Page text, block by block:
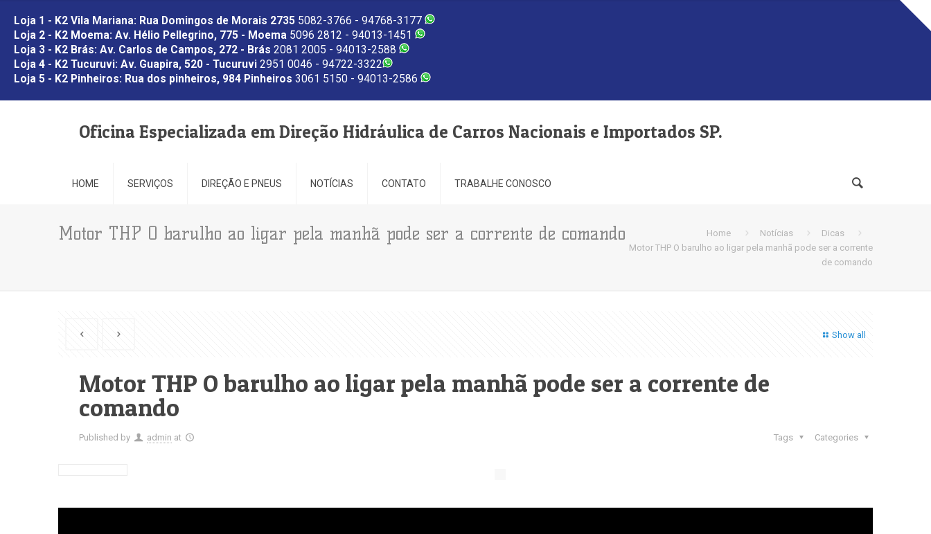
Loja 1 - K2 Vila Mariana: Rua Domingos de Morais 2735 5082-3766 - 94768-3177
Loja 2 - K2 Moema: Av. Hélio Pellegrino, 775 - Moema 5096 2812 - 94013-1451
Loja 3 - K2 Brás: Av. Carlos de Campos, 272 - Brás 2081 2005 - 94013-2588
Loja 4 - K2 Tucuruvi: Av. Guapira, 520 - Tucuruvi 2951 0046 - 94722-3322
Loja 5 - K2 Pinheiros: Rua dos pinheiros, 984 Pinheiros 3061 5150 - 94013-2586
Oficina Especializada em Direção Hidráulica de Carros Nacionais e Importados SP.
HOME SERVIÇOS DIREÇÃO E PNEUS NOTÍCIAS CONTATO TRABALHE CONOSCO
Motor THP O barulho ao ligar pela manhã pode ser a corrente de comando Home Notícias
Dicas
Motor THP O barulho ao ligar pela manhã pode ser a corrente
de comando
Show all
Motor THP O barulho ao ligar pela manhã pode ser a corrente de
comando
Published by admin at Categories
Tags